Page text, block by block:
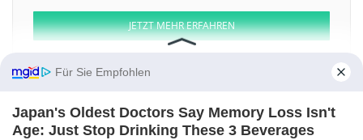
JETZT MEHR ERFAHREN
Aktien ATX DAX EuroStoxx 50 Dow Jones NASDAQ 100 Nikkei 225
S&P 500
Für Sie Empfohlen
Japan's Oldest Doctors Say Memory Loss Isn't
Age: Just Stop Drinking These 3 Beverages